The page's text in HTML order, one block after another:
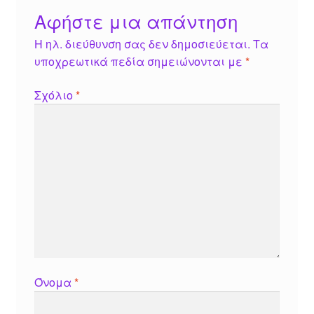
Αφήστε μια απάντηση
Η ηλ. διεύθυνση σας δεν δημοσιεύεται. Τα
υποχρεωτικά πεδία σημειώνονται με *
Σχόλιο*
Όνομα *